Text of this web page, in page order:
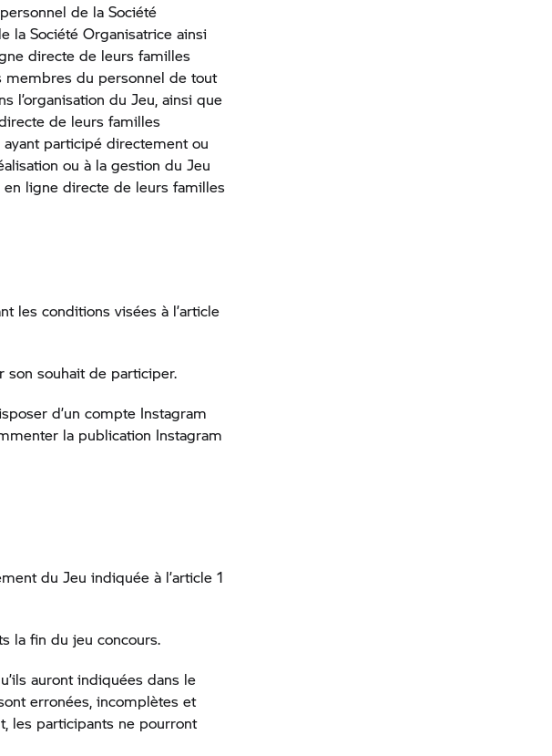
de la Société
la Société Organisatrice ainsi
directe de leurs familles
membres du personnel de tout
l’organisation du Jeu, ainsi que
de leurs familles
participé directement ou
ou à la gestion du Jeu
ligne directe de leurs familles
les conditions visées à l’article
son souhait de participer.
d’un compte Instagram
la publication Instagram
du Jeu indiquée à l’article 1
la fin du jeu concours.
auront indiquées dans le
erronées, incomplètes et
les participants ne pourront